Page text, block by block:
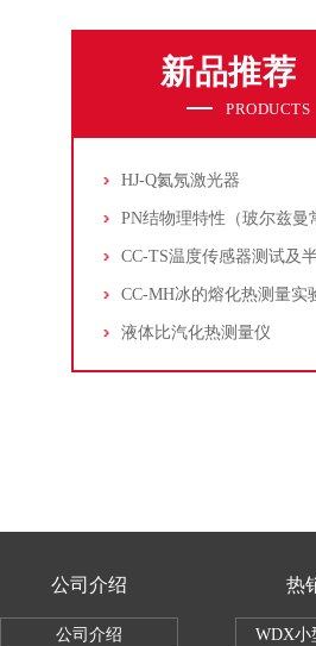
新品推荐
PRODUCTS
HJ-Q氦氖激光器
CC-MH冰的熔化热测量实
液体比汽化热测量仪
公司介绍
公司介绍
热
WDX小